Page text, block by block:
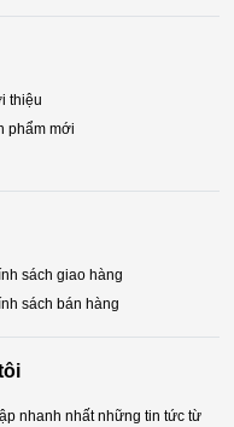
thiệu
phẩm mới
sách giao hàng
sách bán hàng
nhanh nhất những tin tức từ